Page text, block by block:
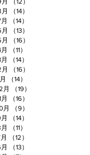
（14）
（14）
（13）
（16）
（11）
（14）
（16）
（14）
月
（19）
（16）
月
（9）
（14）
（11）
（12）
（13）